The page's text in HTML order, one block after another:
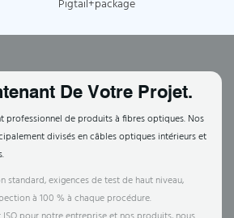
De Votre Projet.
professionnel de produits à fibres optiques. Nos
divisés en câbles optiques intérieurs et
standard, exigences de test de haut niveau,
à 100 % à chaque procédure.